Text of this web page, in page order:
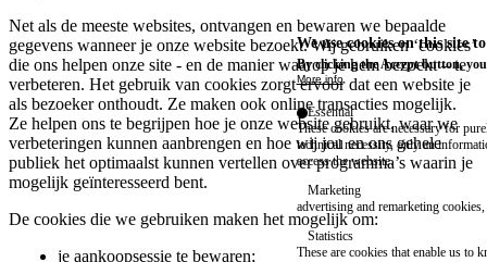
Net als de meeste websites, ontvangen en bewaren we bepaalde
gegevens wanneer je onze website bezoekt. Wij gebruiken ‘cookies’
die ons helpen onze site - en de manier waarop je hem bezoekt – te
verbeteren. Het gebruik van cookies zorgt ervoor dat een website je
als bezoeker onthoudt. Ze maken ook online transacties mogelijk.
Ze helpen ons te begrijpen hoe je onze website gebruikt, waar we
verbeteringen kunnen aanbrengen en hoe wij jou en ons gehele
publiek het optimaalst kunnen vertellen over programma’s waarin je
mogelijk geïnteresseerd bent.
De cookies die we gebruiken maken het mogelijk om:
je aankoopsessie te bewaren;
We use cookies on this site
By clicking the Accept button,
More info
Essential
These cookies are necessary for
technical necessity, only an
access the website.
Marketing
advertising and remarketing cookies,
Statistics
These are cookies that enable us to